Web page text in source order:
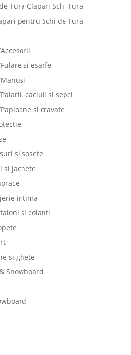
Tura Clapari Schi Tura
pentru Schi de Tura
Accesorii
Fulare si esarfe
Manusi
Palarii, caciuli si sepci
Papioane si cravate
si sosete
si jachete
intima
si colanti
si ghete
Snowboard